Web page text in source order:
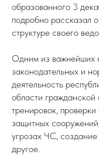
образованного 3
подробно рассказал
структуре своего
Одним из важнейших
законодательных и
деятельность
области
тренировок,
защитных
угрозах ЧС,
другое.